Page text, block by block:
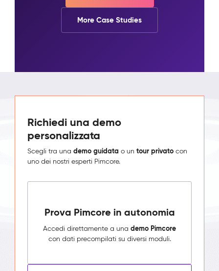
More Case Studies
Richiedi una demo
personalizzata
Scegli tra una demo guidata o un tour privato con
uno dei nostri esperti Pimcore.
Prova Pimcore in autonomia
Accedi direttamente a una demo Pimcore
con dati precompilati su diversi moduli.